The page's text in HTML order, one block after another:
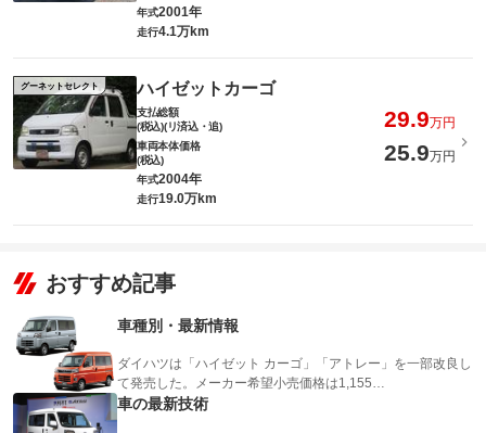
年式2001年
走行4.1万km
グーネットセレクト ハイゼットカーゴ
支払総額
(税込)(リ済込・追)
29.9万円
車両本体価格
(税込)
25.9万円
年式2004年
走行19.0万km
おすすめ記事
車種別・最新情報
ダイハツは「ハイゼット カーゴ」「アトレー」を一部改良し
て発売した。メーカー希望小売価格は1,155…
車の最新技術